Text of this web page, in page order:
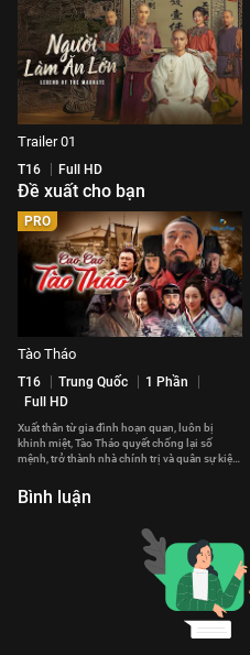
Trailer 01
T16 Full HD
Đề xuất cho bạn
PRO
Tào Tháo
T16 Trung Quốc
1 Phần
Full HD
Xuất thân từ gia đình hoạn quan, luôn bị
khinh miệt, Tào Tháo quyết chống lại số
mệnh, trở thành nhà chính trị và quân sự kiệt
Bình luận